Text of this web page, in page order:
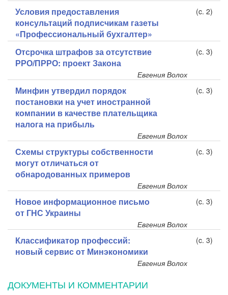
Условия предоставления
консультаций подписчикам газеты
«Профессиональный бухгалтер»
(c. 2)
Отсрочка штрафов за отсутствие
РРО/ПРРО: проект Закона
(c. 3)
Евгения Волох
Минфин утвердил порядок
постановки на учет иностранной
компании в качестве плательщика
налога на прибыль
(c. 3)
Евгения Волох
Схемы структуры собственности
могут отличаться от
обнародованных примеров
(c. 3)
Евгения Волох
Новое информационное письмо
от ГНС Украины
(c. 3)
Евгения Волох
Классификатор профессий:
новый сервис от Минэкономики
(c. 3)
Евгения Волох
ДОКУМЕНТЫ И КОММЕНТАРИИ